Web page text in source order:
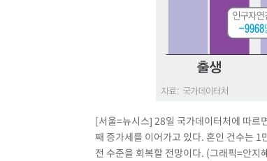
[서울=뉴시스] 28일 국가데이터처에 따르
째 증가세를 이어가고 있다. 혼인 건수는
전 수준을 회복할 전망이다. (그래픽=안지